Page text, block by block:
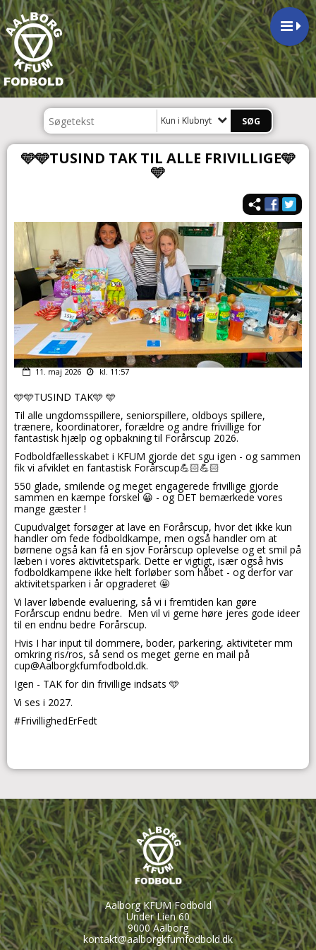
Kun i Klubnyt
🩵🩵TUSIND TAK TIL ALLE FRIVILLIGE🩵
🩵
11. maj 2026 kl. 11:57
🩵🩵TUSIND TAK🩵 🩵
Til alle ungdomsspillere, seniorspillere, oldboys spillere,
trænere, koordinatorer, forældre og andre frivillige for
fantastisk hjælp og opbakning til Forårscup 2026.
Fodboldfællesskabet i KFUM gjorde det sgu igen - og sammen
fik vi afviklet en fantastisk Forårscup💪🏻💪🏻
550 glade, smilende og meget engagerede frivillige gjorde
sammen en kæmpe forskel 😀 - og DET bemærkede vores
mange gæster !
Cupudvalget forsøger at lave en Forårscup, hvor det ikke kun
handler om fede fodboldkampe, men også handler om at
børnene også kan få en sjov Forårscup oplevelse og et smil på
læben i vores aktivitetspark. Dette er vigtigt, især også hvis
fodboldkampene ikke helt forløber som håbet - og derfor var
aktivitetsparken i år opgraderet 🤩
Vi laver løbende evaluering, så vi i fremtiden kan gøre
Forårscup endnu bedre. Men vil vi gerne høre jeres gode ideer
til en endnu bedre Forårscup.
Hvis I har input til dommere, boder, parkering, aktiviteter mm
omkring ris/ros, så send os meget gerne en mail på
cup@Aalborgkfumfodbold.dk.
Igen - TAK for din frivillige indsats 🩵
Vi ses i 2027.
#FrivillighedErFedt
Aalborg KFUM Fodbold
Under Lien 60
9000 Aalborg
kontakt@aalborgkfumfodbold.dk